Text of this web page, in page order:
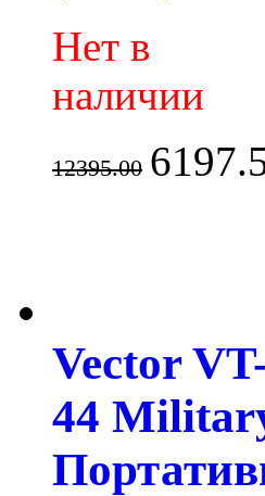
Нет в
наличии
12395.00
Vector
44